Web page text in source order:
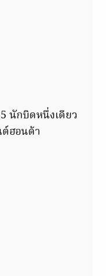
นักบิดหนึ่งเดียว
ต์ฮอนด้า